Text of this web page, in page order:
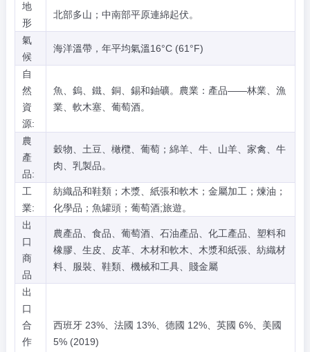
地
形
北部多山；中南部平原連綿起伏。
氣
候
海洋溫帶，年平均氣溫16°C (61°F)
自
然
資
源:
魚、鎢、鐵、銅、錫和鈾礦。農業：產品——林業、漁
業、軟木塞、葡萄酒。
農
產
品:
穀物、土豆、橄欖、葡萄；綿羊、牛、山羊、家禽、牛
肉、乳製品。
工
業:
紡織品和鞋類；木漿、紙張和軟木；金屬加工；煉油；
化學品；魚罐頭；葡萄酒;旅遊。
出
口
商
品
農產品、食品、葡萄酒、石油產品、化工產品、塑料和
橡膠、生皮、皮革、木材和軟木、木漿和紙張、紡織材
料、服裝、鞋類、機械和工具、賤金屬
出
口
合
作
西班牙 23%、法國 13%、德國 12%、英國 6%、美國
5% (2019)